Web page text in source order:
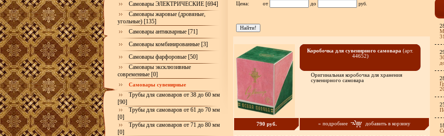
Самовары ЭЛЕКТРИЧЕСКИЕ [694]
Самовары жаровые (дровяные,
угольные) [135]
Самовары антикварные [71]
Самовары комбинированные [3]
Самовары фарфоровые [50]
Самовары эксклюзивные
современные [0]
Самовары сувенирные
Трубы для самоваров от 38 до 60 мм
[90]
Трубы для самоваров от 61 до 70 мм
[0]
Трубы для самоваров от 71 до 80 мм
[0]
Цена: от до руб.
Коробочка для сувенирного самовара (арт.
44652)
Оригинальная коробочка для хранения
сувенирного самовара
790 руб. » подробнее добавить в корзину